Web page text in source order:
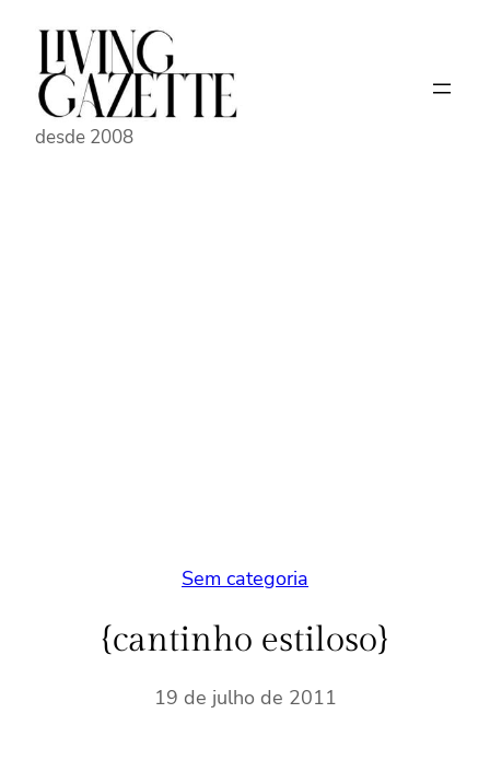
Pular
conteúdo
desde 2008
Sem categoria
{cantinho estiloso}
19 de julho de 2011